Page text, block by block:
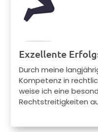
Exzellente
Durch meine
Kompetenz in
weise ich eine
Rechtstreitigkeiten